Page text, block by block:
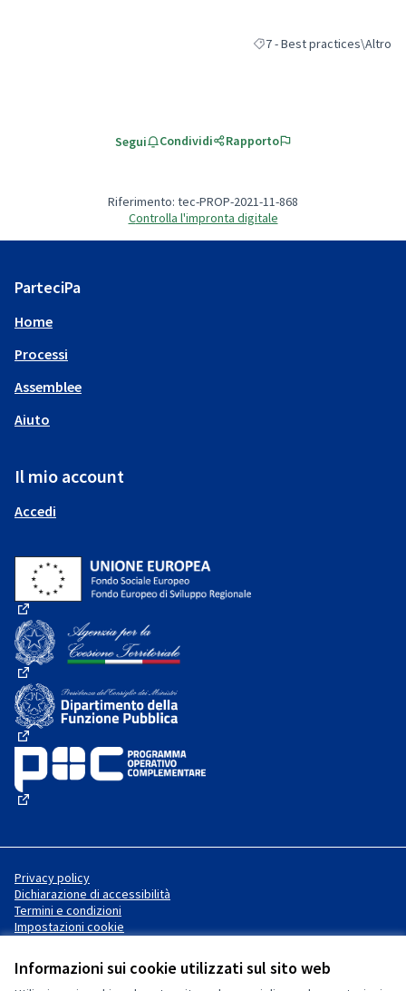
Informazioni sui cookie utilizzati sul sito web
Filtra i risultati per
7 - Best practices\Altro
Segui Condividi Rapporto
Riferimento: tec-PROP-2021-11-868
Controlla l'impronta digitale
ParteciPa
Home
Processi
Assemblee
Aiuto
Il mio account
Accedi
(Collegamento esterno)
(Collegamento esterno)
(Collegamento esterno)
Privacy policy
Dichiarazione di accessibilità
Termini e condizioni
Impostazioni cookie